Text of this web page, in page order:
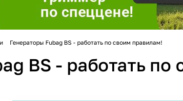
Генераторы Fubag BS - работать по своим правилам!
BS - работать